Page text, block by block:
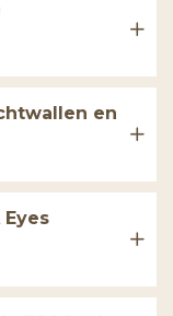
en
Eyes